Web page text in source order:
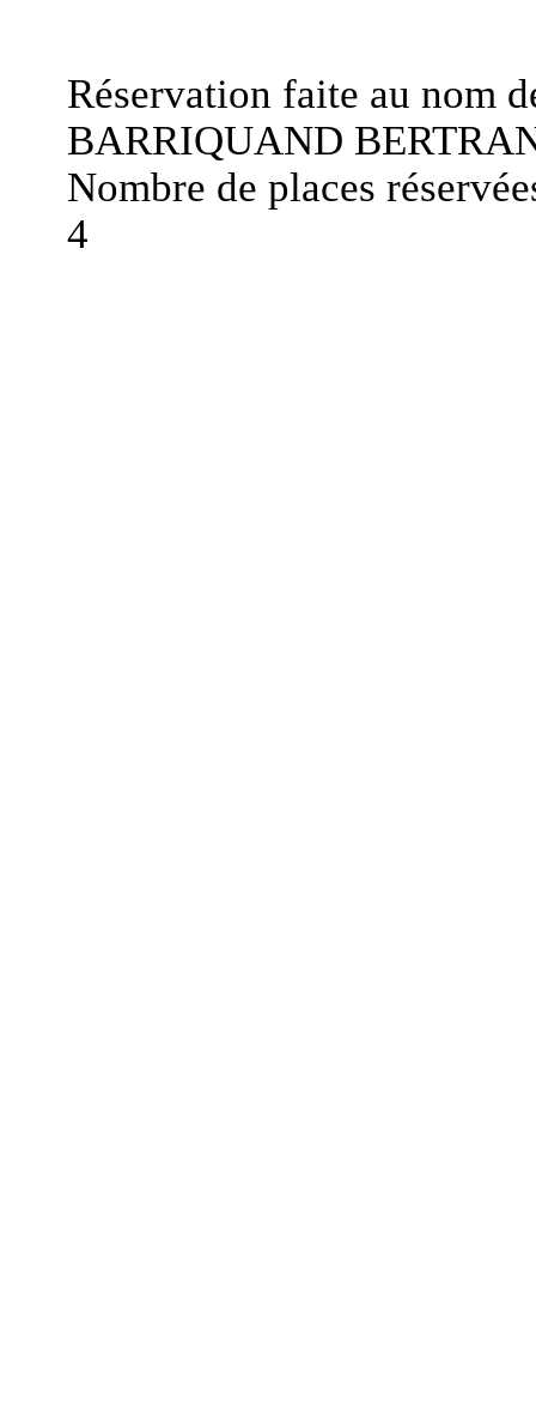
Réservation faite au nom
BARRIQUAND
Nombre de places
4